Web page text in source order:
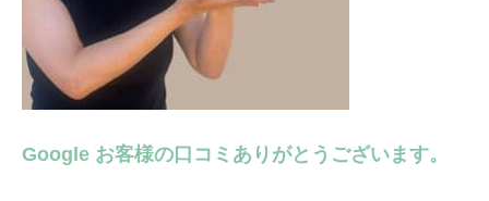
Google お客様の口コミありがとうございます。